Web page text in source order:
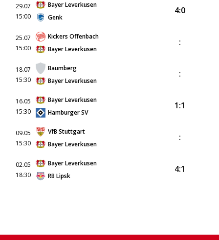
29.07
15:00
Bayer Leverkusen
Genk
4:0
25.07
15:00
Kickers Offenbach
Bayer Leverkusen
:
18.07
15:30
Baumberg
Bayer Leverkusen
:
16.05
15:30
Bayer Leverkusen
Hamburger SV
1:1
09.05
15:30
VfB Stuttgart
Bayer Leverkusen
:
02.05
18:30
Bayer Leverkusen
RB Lipsk
4:1